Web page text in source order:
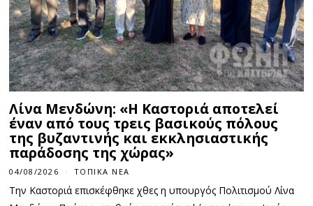
Λίνα Μενδώνη: «Η Καστοριά αποτελεί
έναν από τους τρεις βασικούς πόλους
της βυζαντινής και εκκλησιαστικής
παράδοσης της χώρας»
04/08/2026 ΤΟΠΙΚΆ ΝΈΑ
Την Καστοριά επισκέφθηκε χθες η υπουργός Πολιτισμού Λίνα